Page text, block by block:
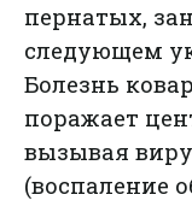
пернатых,
следующем
Болезнь
поражает
вызывая
(воспаление